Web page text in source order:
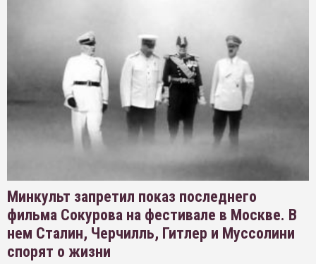
Минкульт запретил показ последнего
фильма Сокурова на фестивале в Москве. В
нем Сталин, Черчилль, Гитлер и Муссолини
спорят о жизни